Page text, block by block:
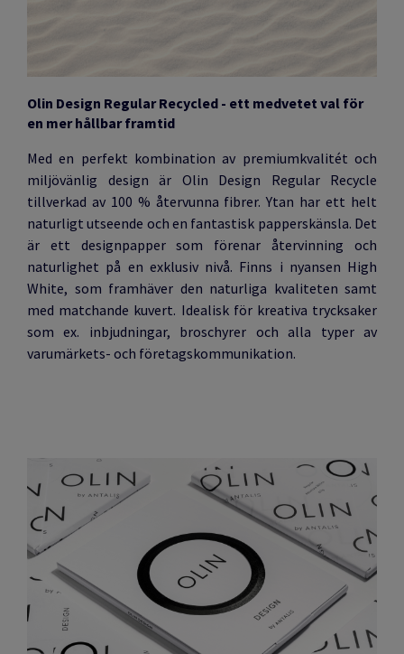
Olin Design Regular Recycled - ett medvetet val för
en mer hållbar framtid
Med en perfekt kombination av premiumkvalitét och
miljövänlig design är Olin Design Regular Recycle
tillverkad av 100 % återvunna fibrer. Ytan har ett helt
naturligt utseende och en fantastisk papperskänsla. Det
är ett designpapper som förenar återvinning och
naturlighet på en exklusiv nivå. Finns i nyansen High
White, som framhäver den naturliga kvaliteten samt
med matchande kuvert. Idealisk för kreativa trycksaker
som ex. inbjudningar, broschyrer och alla typer av
varumärkets- och företagskommunikation.